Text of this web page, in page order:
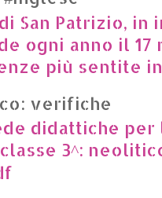
San Patrizio, in
ogni anno il 17
più sentite in
verifiche
didattiche
3^: